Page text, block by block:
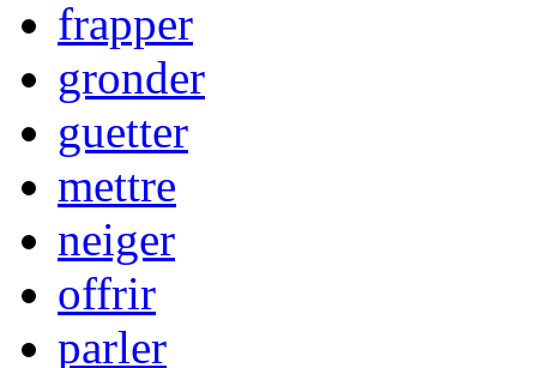
frapper
gronder
guetter
mettre
neiger
offrir
parler